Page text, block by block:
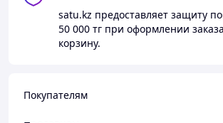
satu.kz предоставляет защиту
50 000 тг при оформлении
корзину.
Покупателям